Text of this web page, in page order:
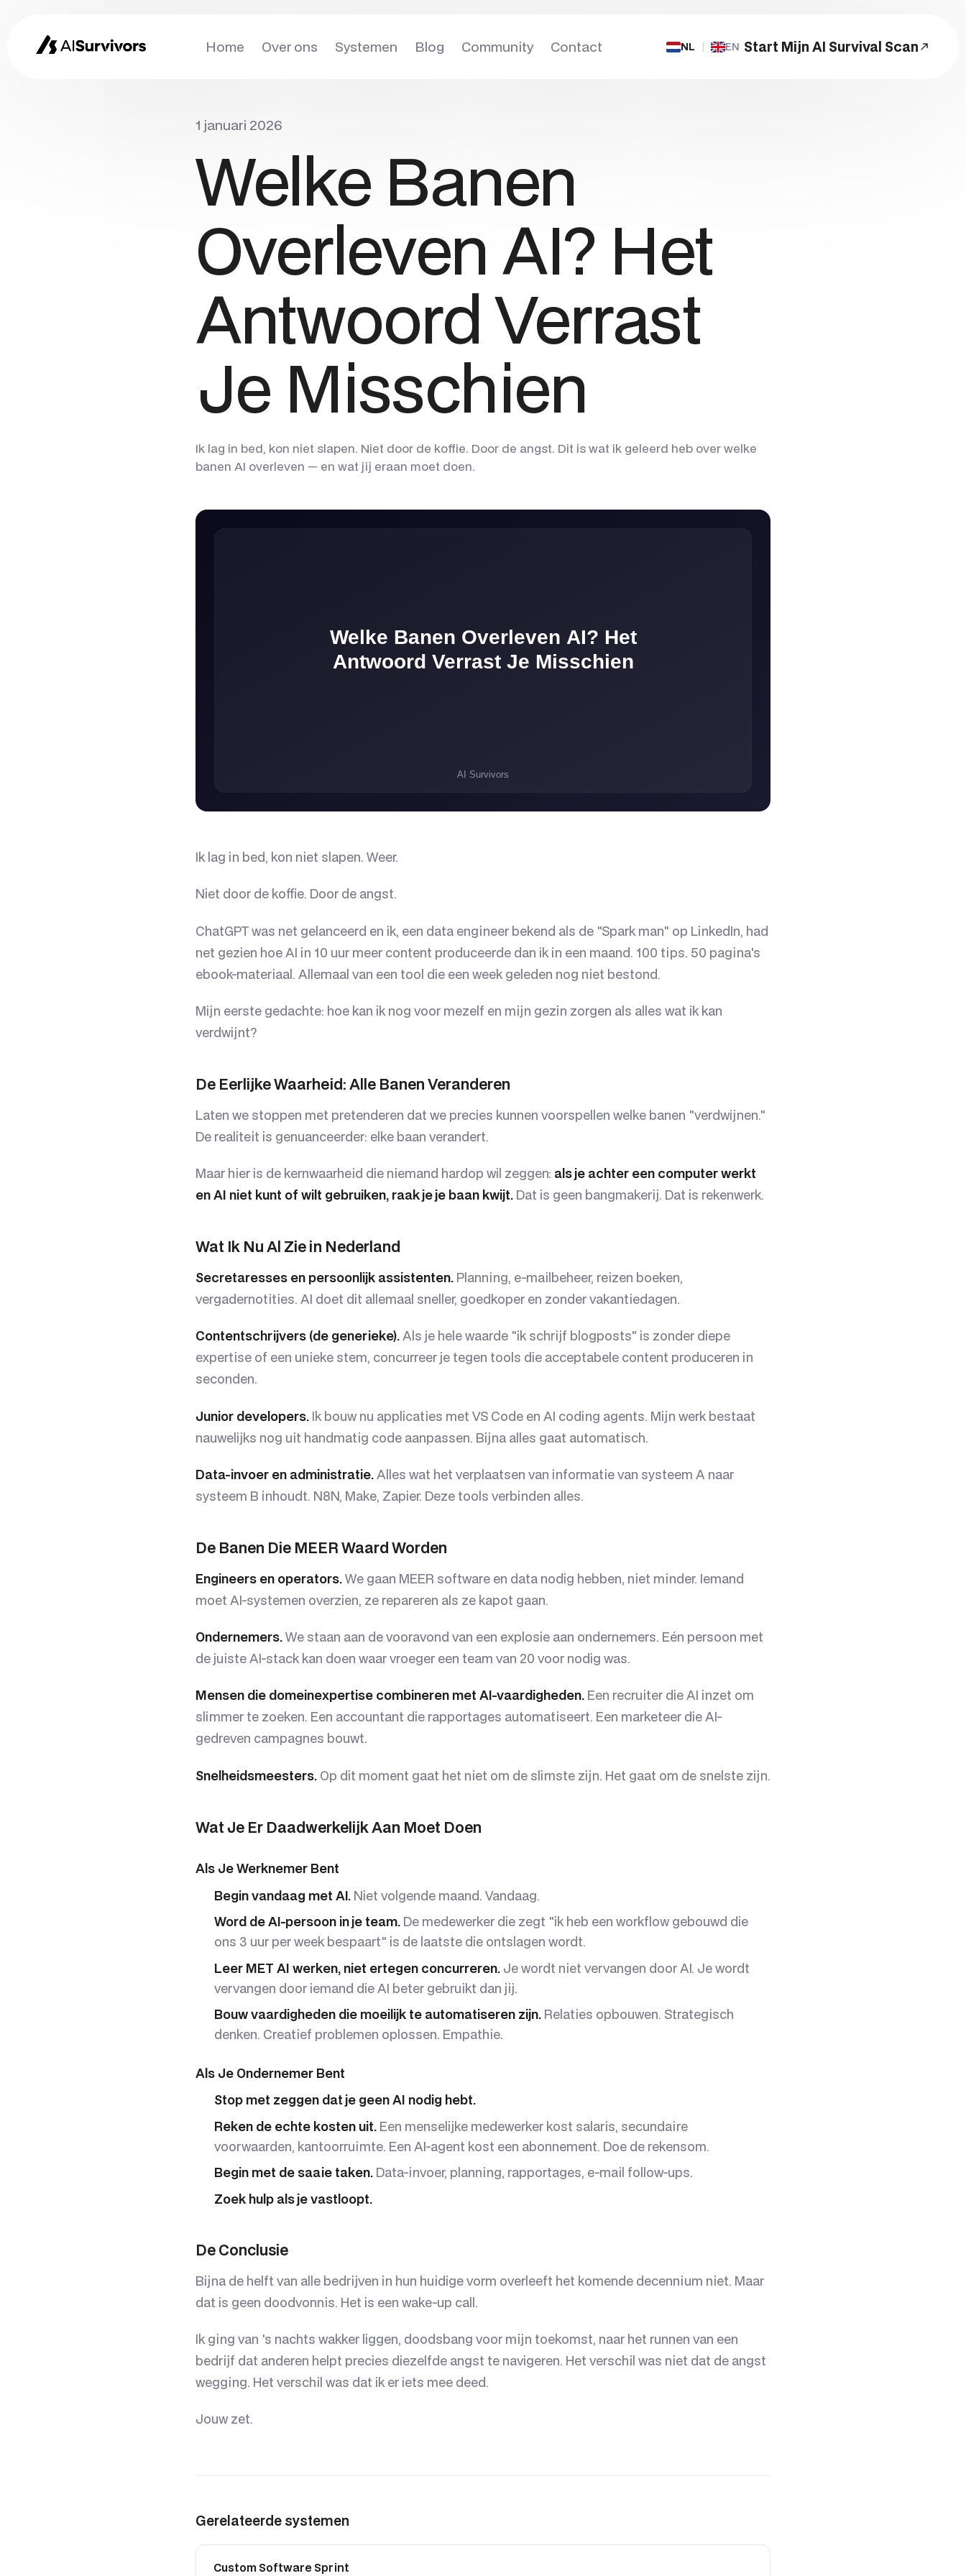
Home Over ons Systemen Blog Community Contact NL | EN Start Mijn AI Survival Scan
1 januari 2026
Welke Banen
Overleven AI? Het
Antwoord Verrast
Je Misschien
Ik lag in bed, kon niet slapen. Niet door de koffie. Door de angst. Dit is wat ik geleerd heb over welke
banen AI overleven — en wat jij eraan moet doen.
Ik lag in bed, kon niet slapen. Weer.
Niet door de koffie. Door de angst.
ChatGPT was net gelanceerd en ik, een data engineer bekend als de "Spark man" op LinkedIn, had
net gezien hoe AI in 10 uur meer content produceerde dan ik in een maand. 100 tips. 50 pagina's
ebook-materiaal. Allemaal van een tool die een week geleden nog niet bestond.
Mijn eerste gedachte: hoe kan ik nog voor mezelf en mijn gezin zorgen als alles wat ik kan
verdwijnt?
De Eerlijke Waarheid: Alle Banen Veranderen
Laten we stoppen met pretenderen dat we precies kunnen voorspellen welke banen "verdwijnen."
De realiteit is genuanceerder: elke baan verandert.
Maar hier is de kernwaarheid die niemand hardop wil zeggen: als je achter een computer werkt
en AI niet kunt of wilt gebruiken, raak je je baan kwijt. Dat is geen bangmakerij. Dat is rekenwerk.
Wat Ik Nu Al Zie in Nederland
Secretaresses en persoonlijk assistenten. Planning, e-mailbeheer, reizen boeken,
vergadernotities. AI doet dit allemaal sneller, goedkoper en zonder vakantiedagen.
Contentschrijvers (de generieke).Als je hele waarde "ik schrijf blogposts" is zonder diepe
expertise of een unieke stem, concurreer je tegen tools die acceptabele content produceren in
seconden.
Junior developers. Ik bouw nu applicaties met VS Code en AI coding agents. Mijn werk bestaat
nauwelijks nog uit handmatig code aanpassen. Bijna alles gaat automatisch.
Data-invoer en administratie.Alles wat het verplaatsen van informatie van systeem A naar
systeem B inhoudt. N8N, Make, Zapier. Deze tools verbinden alles.
De Banen Die MEER Waard Worden
Engineers en operators.We gaan MEER software en data nodig hebben, niet minder. Iemand
moet AI-systemen overzien, ze repareren als ze kapot gaan.
Ondernemers.We staan aan de vooravond van een explosie aan ondernemers. Eén persoon met
de juiste AI-stack kan doen waar vroeger een team van 20 voor nodig was.
Mensen die domeinexpertise combineren met AI-vaardigheden. Een recruiter die AI inzet om
slimmer te zoeken. Een accountant die rapportages automatiseert. Een marketeer die AI-
gedreven campagnes bouwt.
Snelheidsmeesters. Op dit moment gaat het niet om de slimste zijn. Het gaat om de snelste zijn.
Wat Je Er Daadwerkelijk Aan Moet Doen
Als Je Werknemer Bent
Begin vandaag met AI.Niet volgende maand. Vandaag.
Word de AI-persoon in je team.De medewerker die zegt "ik heb een workflow gebouwd die
ons 3 uur per week bespaart" is de laatste die ontslagen wordt.
Leer MET AI werken, niet ertegen concurreren.Je wordt niet vervangen door AI. Je wordt
vervangen door iemand die AI beter gebruikt dan jij.
Bouw vaardigheden die moeilijk te automatiseren zijn.Relaties opbouwen. Strategisch
denken. Creatief problemen oplossen. Empathie.
Als Je Ondernemer Bent
Stop met zeggen dat je geen AI nodig hebt.
Reken de echte kosten uit.Een menselijke medewerker kost salaris, secundaire
voorwaarden, kantoorruimte. Een AI-agent kost een abonnement. Doe de rekensom.
Begin met de saaie taken.Data-invoer, planning, rapportages, e-mail follow-ups.
Zoek hulp als je vastloopt.
De Conclusie
Bijna de helft van alle bedrijven in hun huidige vorm overleeft het komende decennium niet. Maar
dat is geen doodvonnis. Het is een wake-up call.
Ik ging van 's nachts wakker liggen, doodsbang voor mijn toekomst, naar het runnen van een
bedrijf dat anderen helpt precies diezelfde angst te navigeren. Het verschil was niet dat de angst
wegging. Het verschil was dat ik er iets mee deed.
Jouw zet.
Gerelateerde systemen
Custom Software Sprint